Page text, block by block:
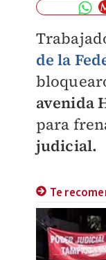
de la
avenida
para
judicial.
Te